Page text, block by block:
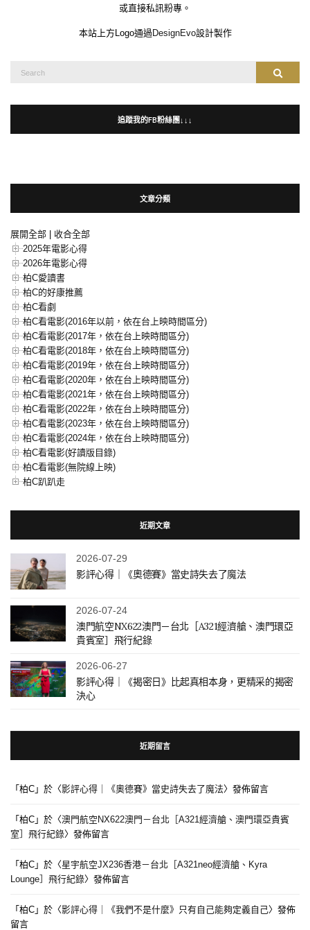
或直接私訊粉專。
本站上方Logo通過DesignEvo設計製作
Search
追蹤我的FB粉絲團↓↓↓
文章分類
展開全部 | 收合全部
2025年電影心得
2026年電影心得
柏C愛讀書
柏C的好康推薦
柏C看劇
柏C看電影(2016年以前，依在台上映時間區分)
柏C看電影(2017年，依在台上映時間區分)
柏C看電影(2018年，依在台上映時間區分)
柏C看電影(2019年，依在台上映時間區分)
柏C看電影(2020年，依在台上映時間區分)
柏C看電影(2021年，依在台上映時間區分)
柏C看電影(2022年，依在台上映時間區分)
柏C看電影(2023年，依在台上映時間區分)
柏C看電影(2024年，依在台上映時間區分)
柏C看電影(好讀版目錄)
柏C看電影(無院線上映)
柏C趴趴走
近期文章
2026-07-29
影評心得｜《奧德賽》當史詩失去了魔法
2026-07-24
澳門航空NX622澳門－台北［A321經濟艙、澳門環亞
貴賓室］飛行紀錄
2026-06-27
影評心得｜《揭密日》比起真相本身，更精采的揭密
決心
近期留言
「柏C 」於〈影評心得｜《奧德賽》當史詩失去了魔法〉發佈留言
「柏C 」於〈澳門航空NX622澳門－台北［A321經濟艙、澳門環亞貴賓
室］飛行紀錄〉發佈留言
「柏C 」於〈星宇航空JX236香港－台北［A321neo經濟艙、Kyra
Lounge］飛行紀錄〉發佈留言
「柏C 」於〈影評心得｜《我們不是什麼》只有自己能夠定義自己〉發佈
留言